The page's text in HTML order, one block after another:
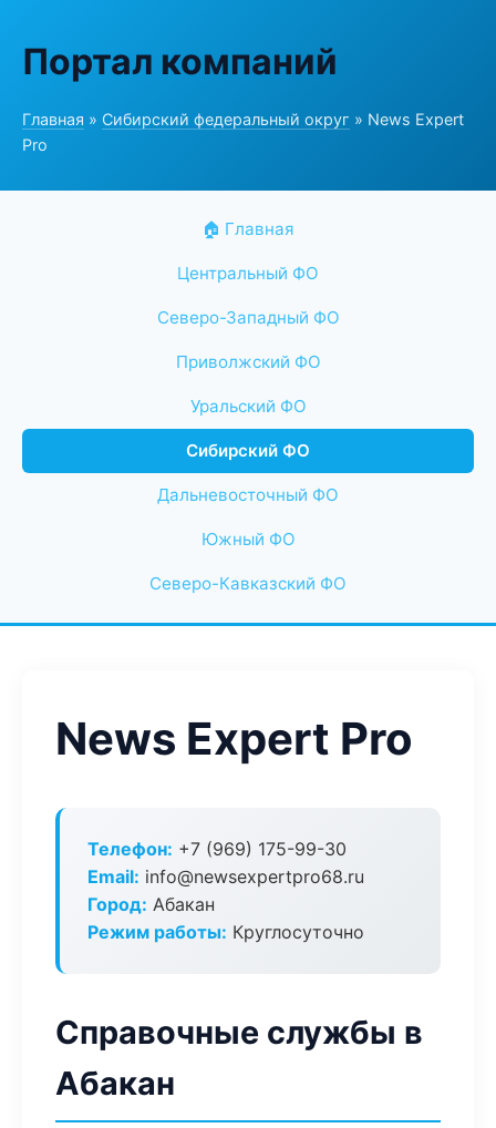
Портал компаний
Главная » Сибирский федеральный округ » News Expert
Pro
🏠 Главная
Центральный ФО
Северо-Западный ФО
Приволжский ФО
Уральский ФО
Сибирский ФО
Дальневосточный ФО
Южный ФО
Северо-Кавказский ФО
News Expert Pro
Телефон: +7 (969) 175-99-30
Email: info@newsexpertpro68.ru
Город: Абакан
Режим работы: Круглосуточно
Справочные службы в
Абакан